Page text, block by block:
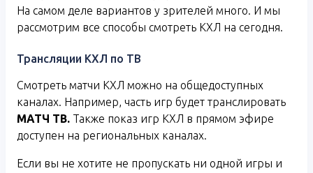
На самом деле вариантов у зрителей много. И мы
рассмотрим все способы смотреть КХЛ на сегодня.
Трансляции КХЛ по ТВ
Смотреть матчи КХЛ можно на общедоступных
каналах. Например, часть игр будет транслировать
МАТЧ ТВ. Также показ игр КХЛ в прямом эфире
доступен на региональных каналах.
Если вы не хотите не пропускать ни одной игры и